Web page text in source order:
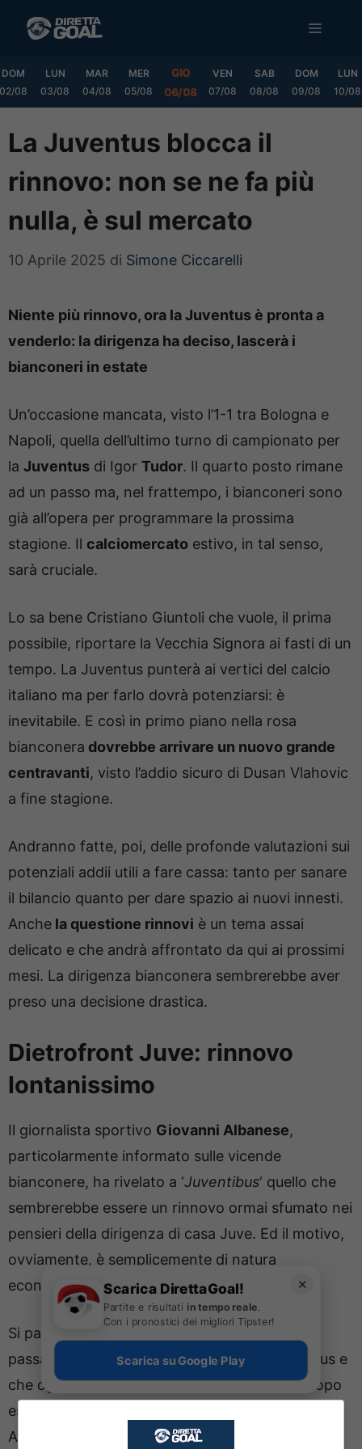
MENU
DOM
02/08
LUN
03/08
MAR
04/08
MER
05/08
GIO
06/08
VEN
07/08
SAB
08/08
DOM
09/08
LUN
10/08
La Juventus blocca il
rinnovo: non se ne fa più
nulla, è sul mercato
10 Aprile 2025 di Simone Ciccarelli
Niente più rinnovo, ora la Juventus è pronta a
venderlo: la dirigenza ha deciso, lascerà i
bianconeri in estate
Un’occasione mancata, visto l’1-1 tra Bologna e
Napoli, quella dell’ultimo turno di campionato per
la Juventus di Igor Tudor. Il quarto posto rimane
ad un passo ma, nel frattempo, i bianconeri sono
già all’opera per programmare la prossima
stagione. Il calciomercato estivo, in tal senso,
sarà cruciale.
Lo sa bene Cristiano Giuntoli che vuole, il prima
possibile, riportare la Vecchia Signora ai fasti di un
tempo. La Juventus punterà ai vertici del calcio
italiano ma per farlo dovrà potenziarsi: è
inevitabile. E così in primo piano nella rosa
bianconera dovrebbe arrivare un nuovo grande
centravanti, visto l’addio sicuro di Dusan Vlahovic
a fine stagione.
Andranno fatte, poi, delle profonde valutazioni sui
potenziali addii utili a fare cassa: tanto per sanare
il bilancio quanto per dare spazio ai nuovi innesti.
Anche la questione rinnovi è un tema assai
delicato e che andrà affrontato da qui ai prossimi
mesi. La dirigenza bianconera sembrerebbe aver
preso una decisione drastica.
Dietrofront Juve: rinnovo
lontanissimo
Il giornalista sportivo Giovanni Albanese,
particolarmente informato sulle vicende
bianconere, ha rivelato a ‘Juventibus‘ quello che
sembrerebbe essere un rinnovo ormai sfumato nei
pensieri della dirigenza di casa Juve. Ed il motivo,
ovviamente, è semplicemente di natura
economica.
Si parla di Weston McKennie
che nel recente
passato è stato vicino a dire addio alla Juventus e
che oggi ha un ruolo decisamente rilevante dopo
essersi rilanciato in maglia bianconera. Prima con
Allegri in panchina e poi con Thiago Motta, il
✕
Scarica DirettaGoal!
Partite e risultati in tempo reale.
Con i pronostici dei migliori Tipster!
Scarica su Google Play